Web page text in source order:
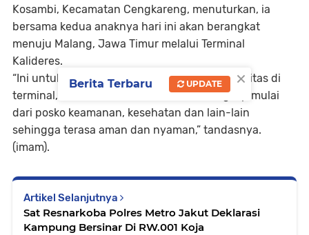
Kosambi, Kecamatan Cengkareng, menuturkan, ia
bersama kedua anaknya hari ini akan berangkat
menuju Malang, Jawa Timur melalui Terminal
Kalideres.
“Ini untuk mengisi libur anak-anak. Untuk fasilitas di
terminal, Alhamdulillah semua sudah lengkap mulai
dari posko keamanan, kesehatan dan lain-lain
sehingga terasa aman dan nyaman,” tandasnya.
(imam).
Artikel Selanjutnya
Sat Resnarkoba Polres Metro Jakut Deklarasi
Kampung Bersinar Di RW.001 Koja
×
Berita Terbaru UPDATE